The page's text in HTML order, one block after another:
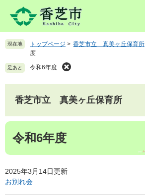
先を 現在地 トップページ > 香芝市立 真美ヶ丘保育所
度
足あと 令和6年度
香芝市立 真美ヶ丘保育所
本
令和6年度
2025年3月14日更新
お別れ会